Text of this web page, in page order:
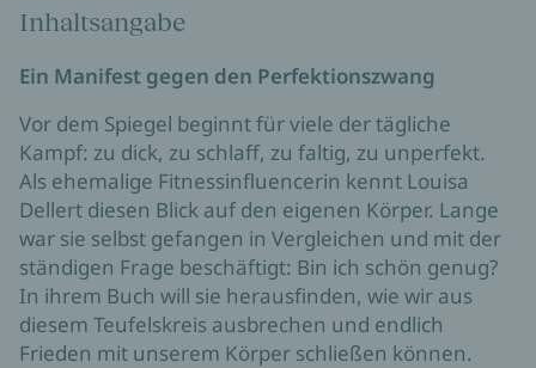
Inhaltsangabe
Ein Manifest gegen den Perfektionszwang
Vor dem Spiegel beginnt für viele der tägliche
Kampf: zu dick, zu schlaff, zu faltig, zu unperfekt.
Als ehemalige Fitnessinfluencerin kennt Louisa
Dellert diesen Blick auf den eigenen Körper. Lange
war sie selbst gefangen in Vergleichen und mit der
ständigen Frage beschäftigt: Bin ich schön genug?
In ihrem Buch will sie herausfinden, wie wir aus
diesem Teufelskreis ausbrechen und endlich
Frieden mit unserem Körper schließen können.